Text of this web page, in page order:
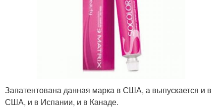
Запатентована данная марка в США, а выпускается и в
США, и в Испании, и в Канаде.